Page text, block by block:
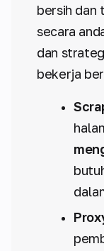
bersih dan
secara
dan
bekerja